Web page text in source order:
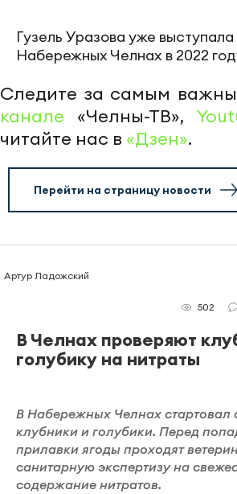
Гузель Уразова уже
Набережных Челнах в 2022
Следите за самым
канале «Челны-ТВ»,
читайте нас в «Дзен».
Перейти на страницу новости
Артур Ладожский
502
В Челнах проверяют
голубику на нитраты
В Набережных Челнах стартовал
клубники и голубики. Перед
прилавки ягоды проходят
санитарную экспертизу на
содержание нитратов.